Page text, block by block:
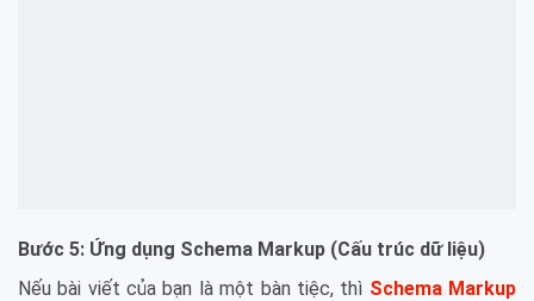
Bước 5: Ứng dụng Schema Markup (Cấu trúc dữ liệu)
Nếu bài viết của bạn là một bàn tiệc, thì Schema Markup